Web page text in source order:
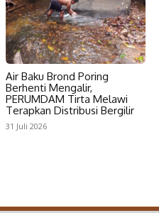
Air Baku Brond Poring
Berhenti Mengalir,
PERUMDAM Tirta Melawi
Terapkan Distribusi Bergilir
31 Juli 2026